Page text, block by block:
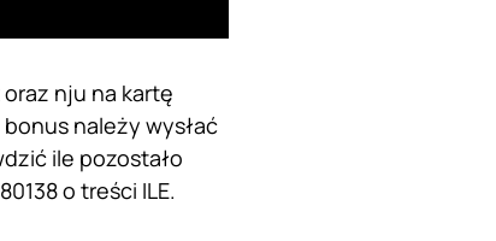
nju na kartę
należy wysłać
ile pozostało
o treści ILE.